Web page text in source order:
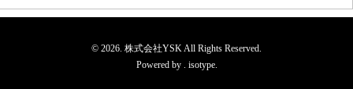
© 2026. 株式会社YSK All Rights Reserved.
Powered by . isotype.